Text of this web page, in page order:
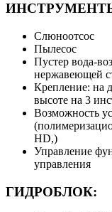
Слюноотсос
Пылесос
Пустер вода-
нержавеющей
Крепление: на
высоте на 3
Возможность
HD,)
Управление
управления
ГИДРОБЛОК: